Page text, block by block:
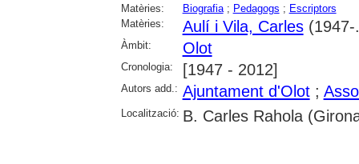
Matèries: Biografia; Pedagogs ; Escriptors
Matèries:
Aulí i Vila, Carles(1947-
Àmbit: Olot
Cronologia: [1947 - 2012]
Autors add.: Ajuntament d'Olot;
Localització: B. Carles Rahola